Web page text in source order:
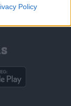
Policy